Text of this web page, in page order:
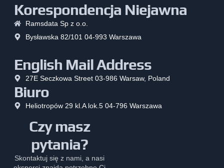
Korespondencja Niejawna
Ramsdata Sp z o.o.
Bysławska 82/101 04-993 Warszawa
English Mail Address
27E Seczkowa Street 03-986 Warsaw, Poland
Biuro
Heliotropów 29 kl.A lok.5 04-796 Warszawa
Czy masz
pytania?
Skontaktuj się z nami, a nasi